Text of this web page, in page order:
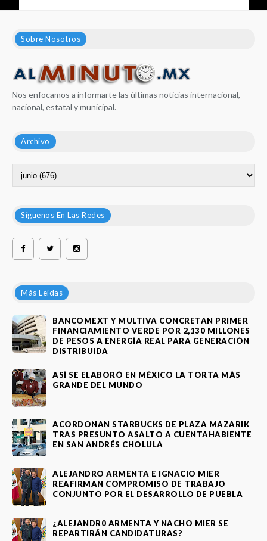
Sobre Nosotros
Nos enfocamos a informarte las últimas noticias internacional,
nacional, estatal y municipal.
Archivo
Síguenos En Las Redes
Más Leídas
BANCOMEXT Y MULTIVA CONCRETAN PRIMER
FINANCIAMIENTO VERDE POR 2,130 MILLONES
DE PESOS A ENERGÍA REAL PARA GENERACIÓN
DISTRIBUIDA
ASÍ SE ELABORÓ EN MÉXICO LA TORTA MÁS
GRANDE DEL MUNDO
ACORDONAN STARBUCKS DE PLAZA MAZARIK
TRAS PRESUNTO ASALTO A CUENTAHABIENTE
EN SAN ANDRÉS CHOLULA
ALEJANDRO ARMENTA E IGNACIO MIER
REAFIRMAN COMPROMISO DE TRABAJO
CONJUNTO POR EL DESARROLLO DE PUEBLA
¿ALEJANDR0 ARMENTA Y NACHO MIER SE
REPARTIRÁN CANDIDATURAS?